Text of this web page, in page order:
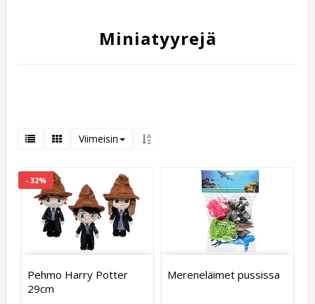
Miniatyyrejä
Viimeisin
- 32%
Pehmo Harry Potter
29cm
Mereneläimet pussissa